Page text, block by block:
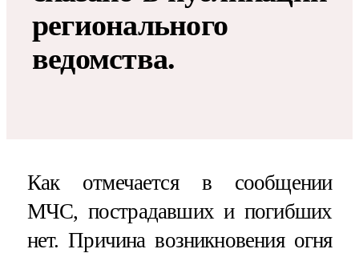
регионального
ведомства.
Как отмечается в сообщении
МЧС, пострадавших и погибших
нет. Причина возникновения огня